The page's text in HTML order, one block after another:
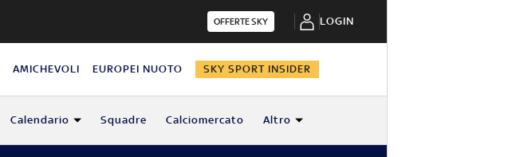
OFFERTE SKY LOGIN
AMICHEVOLI EUROPEI NUOTO SKY SPORT INSIDER
Calendario Squadre Calciomercato Altro